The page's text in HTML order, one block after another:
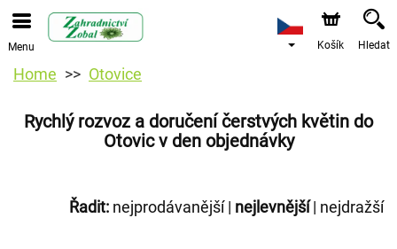
Menu Košík Hledat
Home Otovice
Rychlý rozvoz a doručení čerstvých květin do
Otovic v den objednávky
Řadit: nejprodávanější| nejlevnější| nejdražší